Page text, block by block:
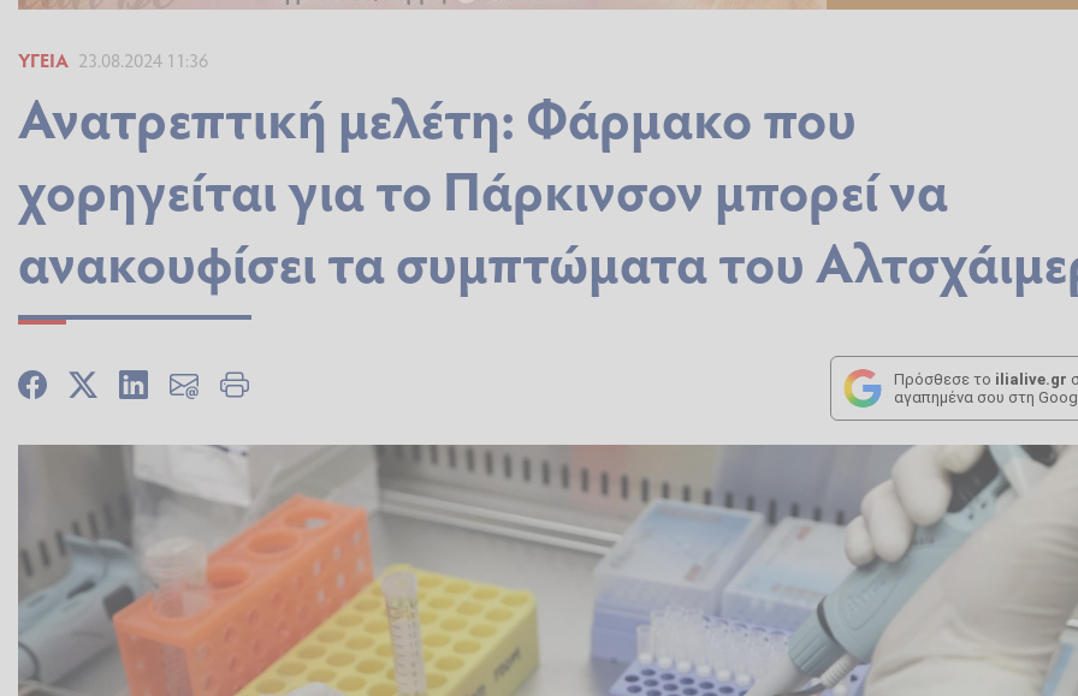
ΥΓΕΊΑ 23.08.2024 11:36
Ανατρεπτική μελέτη: Φάρμακο που
χορηγείται για το Πάρκινσον μπορεί να
ανακουφίσει τα συμπτώματα του
Πρόσθεσε το ilialive.gr
αγαπημένα σου στη